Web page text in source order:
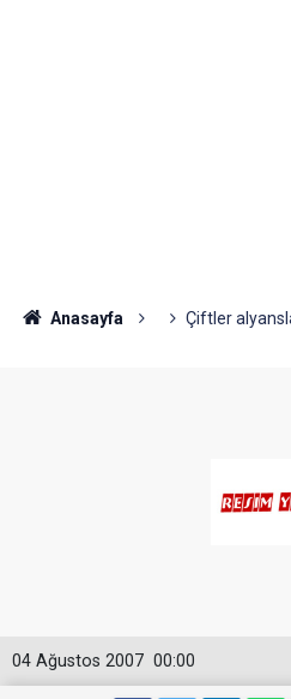
Anasayfa Çiftler
00:00
04 Ağustos 2007